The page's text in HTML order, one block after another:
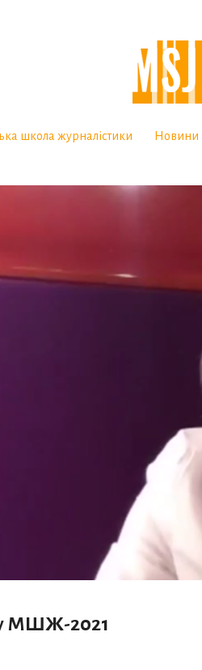
школа журналістики Новини
у МШЖ-2021